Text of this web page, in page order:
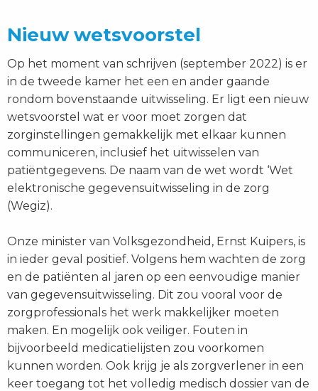
Nieuw wetsvoorstel
Op het moment van schrijven (september 2022) is er
in de tweede kamer het een en ander gaande
rondom bovenstaande uitwisseling. Er ligt een nieuw
wetsvoorstel wat er voor moet zorgen dat
zorginstellingen gemakkelijk met elkaar kunnen
communiceren, inclusief het uitwisselen van
patiëntgegevens. De naam van de wet wordt ‘Wet
elektronische gegevensuitwisseling in de zorg
(Wegiz).
Onze minister van Volksgezondheid, Ernst Kuipers, is
in ieder geval positief. Volgens hem wachten de zorg
en de patiënten al jaren op een eenvoudige manier
van gegevensuitwisseling. Dit zou vooral voor de
zorgprofessionals het werk makkelijker moeten
maken. En mogelijk ook veiliger. Fouten in
bijvoorbeeld medicatielijsten zou voorkomen
kunnen worden. Ook krijg je als zorgverlener in een
keer toegang tot het volledig medisch dossier van de